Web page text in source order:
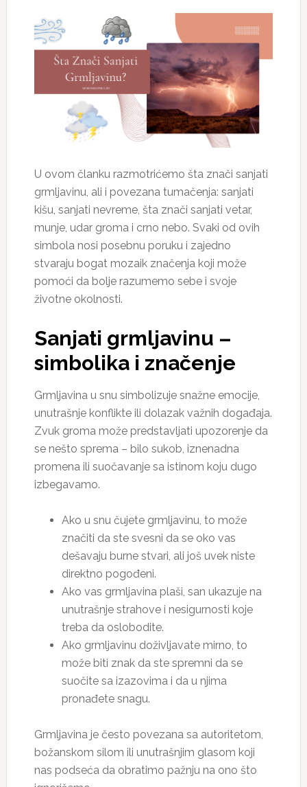
U ovom članku razmotrićemo šta znači sanjati
grmljavinu, ali i povezana tumačenja: sanjati
kišu, sanjati nevreme, šta znači sanjati vetar,
munje, udar groma i crno nebo. Svaki od ovih
simbola nosi posebnu poruku i zajedno
stvaraju bogat mozaik značenja koji može
pomoći da bolje razumemo sebe i svoje
životne okolnosti.
Sanjati grmljavinu –
simbolika i značenje
Grmljavina u snu simbolizuje snažne emocije,
unutrašnje konflikte ili dolazak važnih događaja.
Zvuk groma može predstavljati upozorenje da
se nešto sprema – bilo sukob, iznenadna
promena ili suočavanje sa istinom koju dugo
izbegavamo.
Ako u snu čujete grmljavinu, to može
značiti da ste svesni da se oko vas
dešavaju burne stvari, ali još uvek niste
direktno pogođeni.
Ako vas grmljavina plaši, san ukazuje na
unutrašnje strahove i nesigurnosti koje
treba da oslobodite.
Ako grmljavinu doživljavate mirno, to
može biti znak da ste spremni da se
suočite sa izazovima i da u njima
pronađete snagu.
Grmljavina je često povezana sa autoritetom,
božanskom silom ili unutrašnjim glasom koji
nas podseća da obratimo pažnju na ono što